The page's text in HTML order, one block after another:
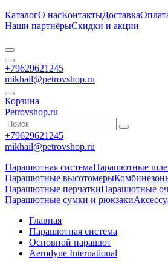
КаталогО насКонтактыДоставка
Наши партнёрыСкидки и акции
+79629621245
mikhail@petrovshop.ru
Корзина
Petrovshop.ru
+79629621245
mikhail@petrovshop.ru
Парашютная системаПарашютные
Парашютные высотомеры
Парашютные перчаткиПарашютные
Парашютные сумки и рюкзаки
Главная
Парашютная система
Основной парашют
Aerodyne International